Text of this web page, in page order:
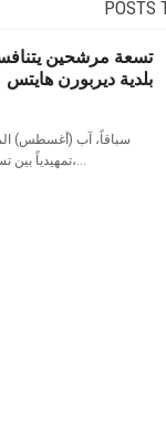
تسعة مرشحين
بلدية ديربورن هايتس
‬تمهيدياً‭ ‬بين‭ ‬تسعة‭ ‬مرشحين‭ ‬على‭ ‬ثلاثة‭ ‬مقاعد‭ ‬في‭ ‬مجلس‭ ‬المدينة،‭...